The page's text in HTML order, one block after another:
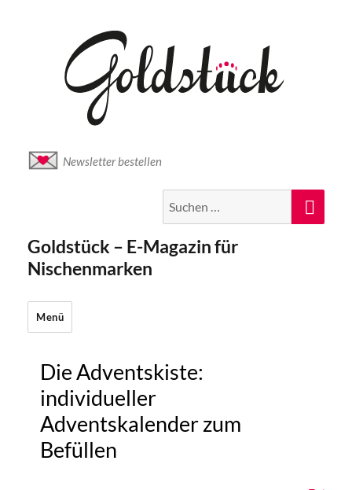
Newsletter bestellen
nach:
Goldstück – E-Magazin für
Nischenmarken
Menü
Die Adventskiste:
individueller
Adventskalender zum
Befüllen